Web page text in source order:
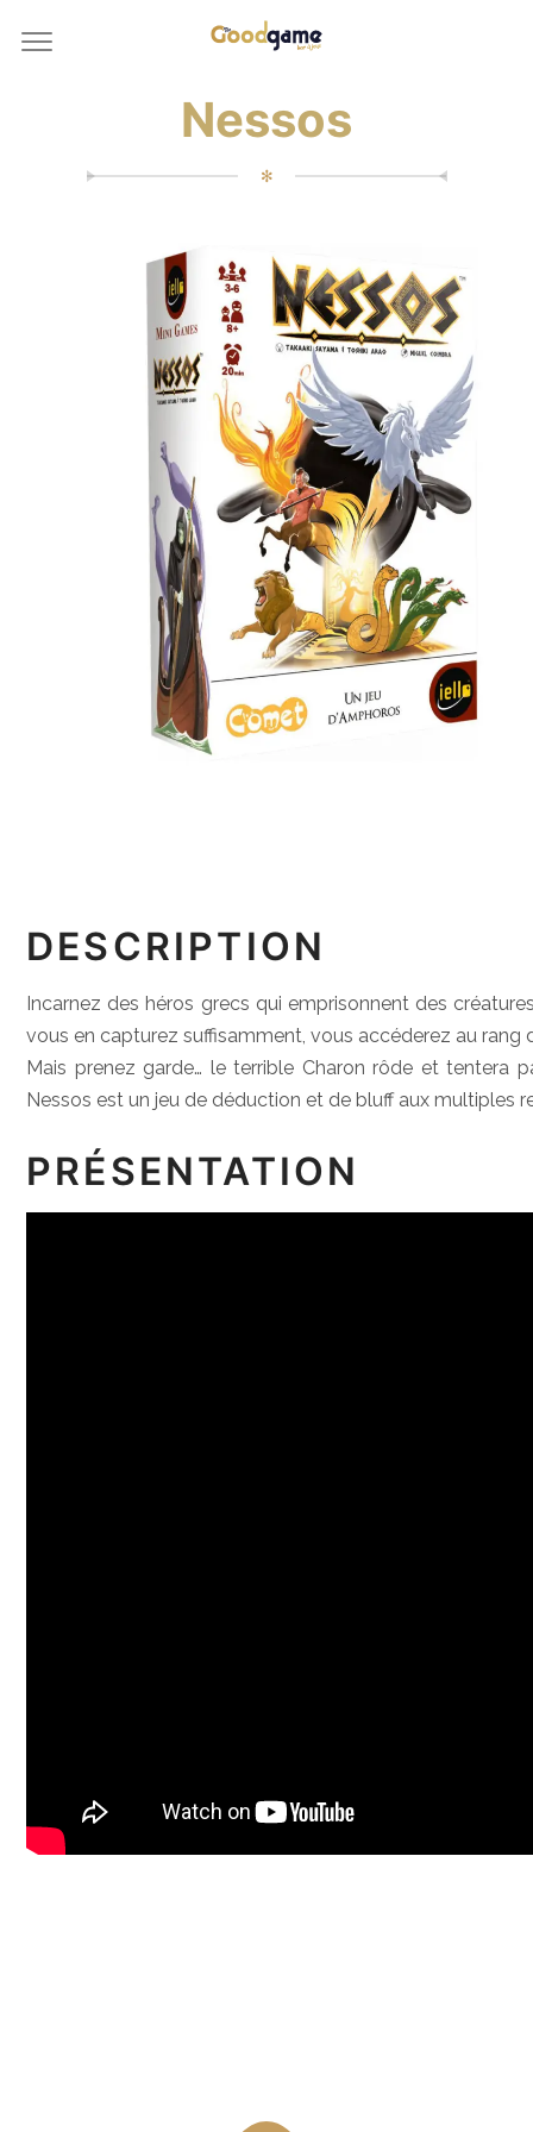
Nessos
✻
DESCRIPTION
Incarnez des héros grecs qui emprisonnent des
vous en capturez suffisamment, vous accéderez au rang
Mais prenez garde… le terrible Charon rôde et tentera
Nessos est un jeu de déduction et de bluff aux multiples
PRÉSENTATION